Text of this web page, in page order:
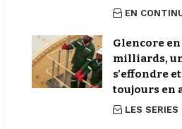
EN
Glencore en
milliards,
s’effondre
toujours en
LES SERIES